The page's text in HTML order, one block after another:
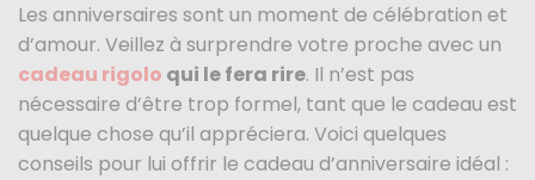
Les anniversaires sont un moment de célébration et
d’amour. Veillez à surprendre votre proche avec un
cadeau rigolo qui le fera rire. Il n’est pas
nécessaire d’être trop formel, tant que le cadeau est
quelque chose qu’il appréciera. Voici quelques
conseils pour lui offrir le cadeau d’anniversaire idéal :